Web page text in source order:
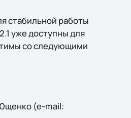
стабильной работы
уже доступны для
со следующими
(e-mail: